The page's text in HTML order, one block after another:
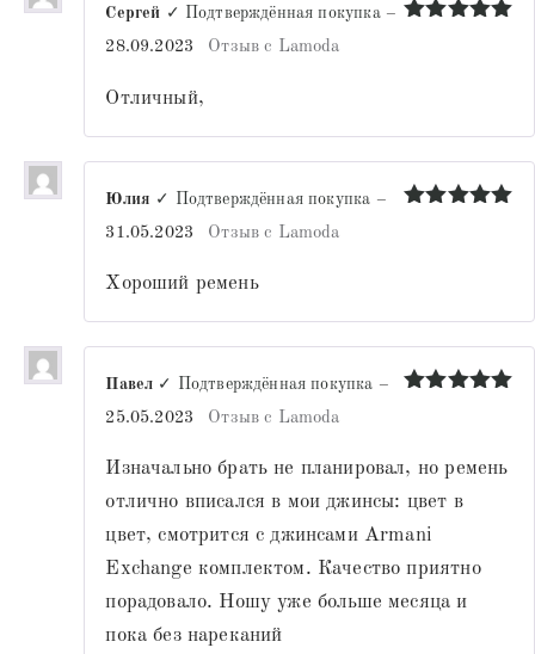
Сергей ✓ Подтверждённая покупка –
28.09.2023
Отзыв с Lamoda
Отличный,
Юлия ✓ Подтверждённая покупка –
31.05.2023
Отзыв с Lamoda
Хороший ремень
Павел ✓ Подтверждённая покупка –
25.05.2023
Отзыв с Lamoda
Изначально брать не планировал, но ремень
отлично вписался в мои джинсы: цвет в
цвет, смотрится с джинсами Armani
Exchange комплектом. Качество приятно
порадовало. Ношу уже больше месяца и
пока без нареканий